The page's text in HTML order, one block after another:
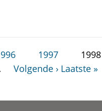
1997
1998
Volgende › Laatste »